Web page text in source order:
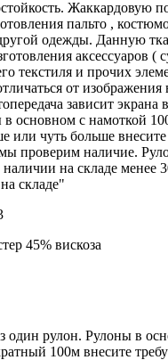
Жаккардовую
пальто ,
одежды. Данную
аксессуаров (
текстиля и прочих
от изображения
зависит экрана
в основном с намоткой
или чуть больше
проверим наличие.
на складе менее
складе"
45% вискоза
один рулон. Рулоны в
100м внесите